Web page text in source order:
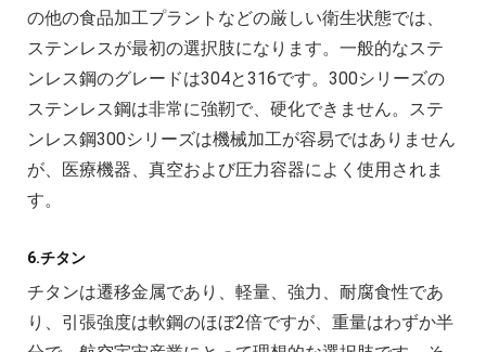
の他の食品加工プラントなどの厳しい衛生状態では、
ステンレスが最初の選択肢になります。一般的なステ
ンレス鋼のグレードは304と316です。300シリーズの
ステンレス鋼は非常に強靭で、硬化できません。ステ
ンレス鋼300シリーズは機械加工が容易ではありません
が、医療機器、真空および圧力容器によく使用されま
す。
6.チタン
チタンは遷移金属であり、軽量、強力、耐腐食性であ
り、引張強度は軟鋼のほぼ2倍ですが、重量はわずか半